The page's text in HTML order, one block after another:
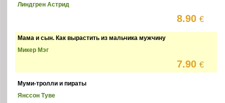
Линдгрен Астрид
8.90€
Мама и сын. Как вырастить из мальчика мужчину
Микер Мэг
7.90€
Муми-тролли и пираты
Янссон Туве